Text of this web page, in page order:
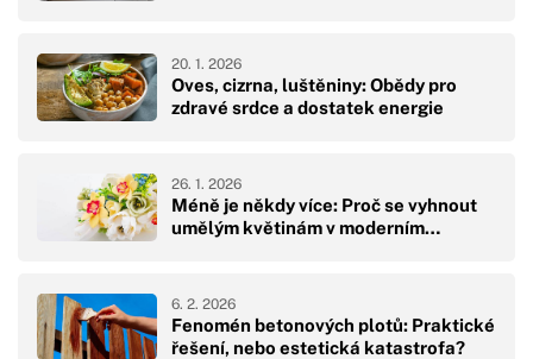
Oves, cizrna, luštěniny: Obědy pro
zdravé srdce a dostatek energie
20. 1. 2026
Méně je někdy více: Proč se vyhnout
umělým květinám v moderním…
26. 1. 2026
Fenomén betonových plotů: Praktické
řešení, nebo estetická katastrofa?
6. 2. 2026